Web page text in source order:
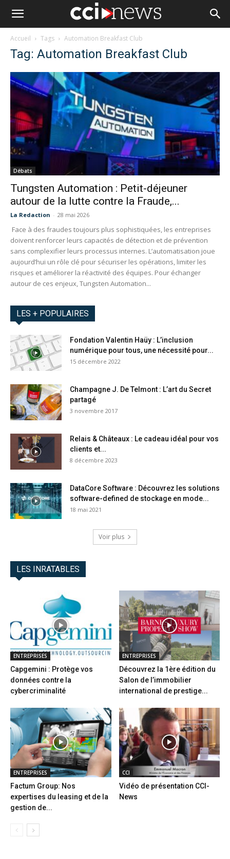
Accueil Tags Automation Breakfast Club
Tag: Automation Breakfast Club
Débats
Tungsten Automation : Petit-déjeuner
autour de la lutte contre la Fraude,...
La Redaction - 28 mai 2026
Face à des fraudes toujours plus sophistiquées, les entreprises
doivent renforcer leurs capacités de détection et de prévention
sans complexifier leurs processus internes. L’automatisation joue
aujourd’hui un rôle clé pour sécuriser les opérations, limiter les
risques et améliorer la réactivité des équipes. Pour échanger
autour de ces enjeux, Tungsten Automation...
LES + POPULAIRES
Fondation Valentin Haüy : L’inclusion
numérique pour tous, une nécessité pour...
15 décembre 2022
Champagne J. De Telmont : L’art du Secret
partagé
3 novembre 2017
Relais & Châteaux : Le cadeau idéal pour vos
clients et...
8 décembre 2023
DataCore Software : Découvrez les solutions
software-defined de stockage en mode...
18 mai 2021
Voir plus
LES INRATABLES
ENTREPRISES
Capgemini : Protège vos
données contre la
cybercriminalité
ENTREPRISES
Découvrez la 1ère édition du
Salon de l’immobilier
international de prestige...
ENTREPRISES
Factum Group: Nos
expertises du leasing et de la
gestion de...
CCI
Vidéo de présentation CCI-
News